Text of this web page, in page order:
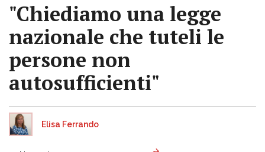
"Chiediamo una legge
nazionale che tuteli le
persone non
autosufficienti"
Elisa Ferrando